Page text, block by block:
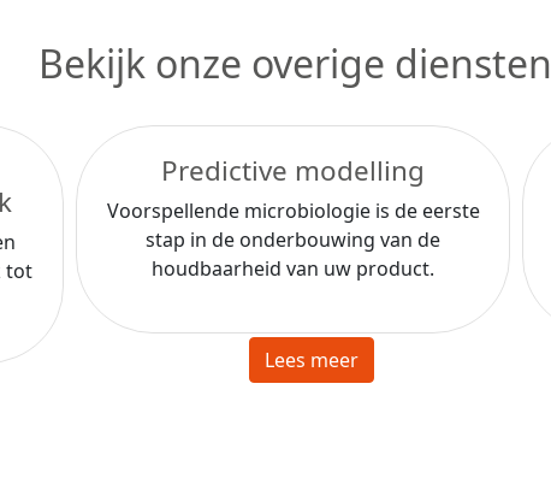
Bekijk onze overige diensten
tot
Predictive modelling
Voorspellende microbiologie is de eerste
stap in de onderbouwing van de
houdbaarheid van uw product.
Lees meer